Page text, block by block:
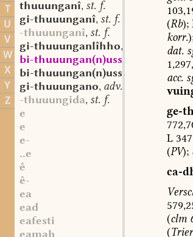
T
U
V
W
X
Y
Z
thuuunganî, st. f.
gi-thuuunganî, st. f.
-thuuunganî, st. f.
gi-thuuunganlîhho,
bi-thuuungan(n)uss
as. st. f. n.
bi-thuuungan(n)ussida
gi-thuuungano, adv. part. prt.
-thuuungida, st. f.
e
e
e-
..e
ê
ê-
ea
ead
eafesti
eamah
(Rb);
korr.
dat.
acc.
ge-
L
(PV);
ca-
(clm
(Trier